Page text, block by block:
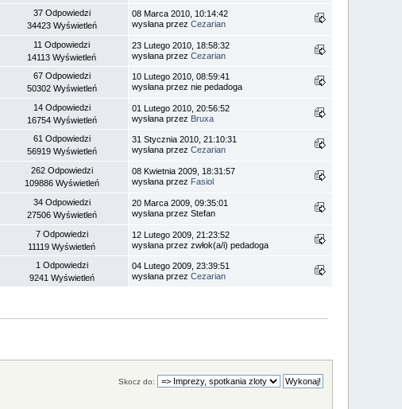
37 Odpowiedzi
34423 Wyświetleń
08 Marca 2010, 10:14:42
wysłana przezCezarian
11 Odpowiedzi
14113 Wyświetleń
23 Lutego 2010, 18:58:32
wysłana przezCezarian
67 Odpowiedzi
50302 Wyświetleń
10 Lutego 2010, 08:59:41
wysłana przez nie pedadoga
14 Odpowiedzi
16754 Wyświetleń
01 Lutego 2010, 20:56:52
wysłana przez Bruxa
61 Odpowiedzi
56919 Wyświetleń
31 Stycznia 2010, 21:10:31
wysłana przezCezarian
262 Odpowiedzi
109886 Wyświetleń
08 Kwietnia 2009, 18:31:57
wysłana przez Fasiol
34 Odpowiedzi
27506 Wyświetleń
20 Marca 2009, 09:35:01
wysłana przez Stefan
7 Odpowiedzi
11119 Wyświetleń
12 Lutego 2009, 21:23:52
wysłana przez zwłok(a/i) pedadoga
1 Odpowiedzi
9241 Wyświetleń
04 Lutego 2009, 23:39:51
wysłana przezCezarian
Skocz do: